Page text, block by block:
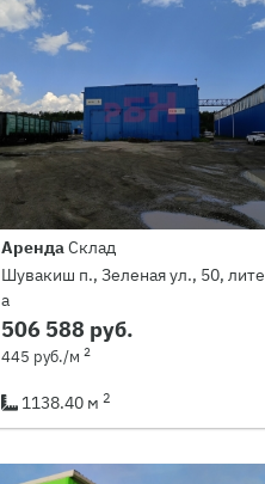
АрендаСклад
Шувакиш п., Зеленая ул., 50,
а
506 588 руб.
445 руб./м 2
1138.40 м 2